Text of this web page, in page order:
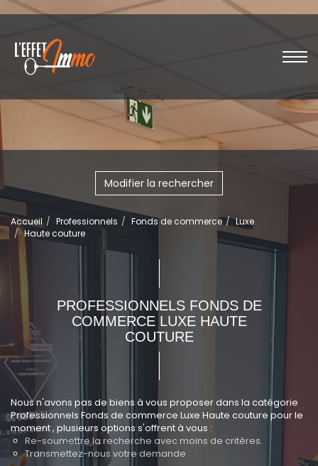
Modifier la rechercher
Accueil Professionnels Fonds de commerce
Luxe
Haute couture
PROFESSIONNELS FONDS DE
COMMERCE LUXE HAUTE
COUTURE
Nous n'avons pas de biens à vous proposer dans la catégorie
Professionnels Fonds de commerce Luxe Haute couture pour le
moment , plusieurs options s'offrent à vous :
Re-soumettre la recherche avec moins de critères.
Transmettez-nous votre demande